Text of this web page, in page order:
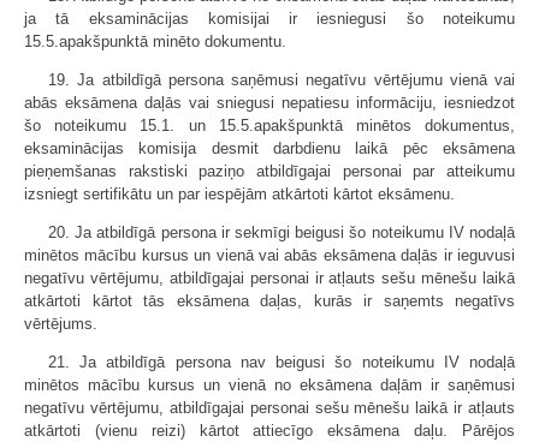
ja tā eksaminācijas komisijai ir iesniegusi šo noteikumu
15.5.apakšpunktā minēto dokumentu.
19. Ja atbildīgā persona saņēmusi negatīvu vērtējumu vienā vai
abās eksāmena daļās vai sniegusi nepatiesu informāciju, iesniedzot
šo noteikumu 15.1. un 15.5.apakšpunktā minētos dokumentus,
eksaminācijas komisija desmit darbdienu laikā pēc eksāmena
pieņemšanas rakstiski paziņo atbildīgajai personai par atteikumu
izsniegt sertifikātu un par iespējām atkārtoti kārtot eksāmenu.
20. Ja atbildīgā persona ir sekmīgi beigusi šo noteikumu IV nodaļā
minētos mācību kursus un vienā vai abās eksāmena daļās ir ieguvusi
negatīvu vērtējumu, atbildīgajai personai ir atļauts sešu mēnešu laikā
atkārtoti kārtot tās eksāmena daļas, kurās ir saņemts negatīvs
vērtējums.
21. Ja atbildīgā persona nav beigusi šo noteikumu IV nodaļā
minētos mācību kursus un vienā no eksāmena daļām ir saņēmusi
negatīvu vērtējumu, atbildīgajai personai sešu mēnešu laikā ir atļauts
atkārtoti (vienu reizi) kārtot attiecīgo eksāmena daļu. Pārējos